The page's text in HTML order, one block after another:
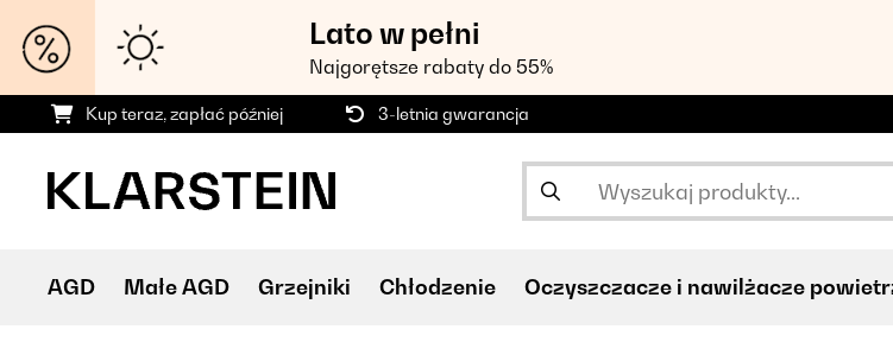
Lato w pełni
Najgorętsze rabaty do 55%
Kup teraz, zapłać później 3-letnia gwarancja
AGD Małe AGD Grzejniki Chłodzenie Oczyszczacze i nawilżacze